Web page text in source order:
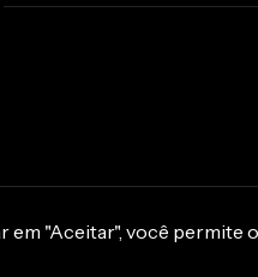
"Aceitar", você permite